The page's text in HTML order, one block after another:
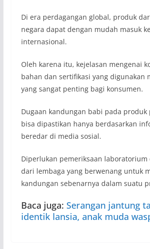
Di era perdagangan global, produk
negara dapat dengan mudah masuk
internasional.
Oleh karena itu, kejelasan mengenai
bahan dan sertifikasi yang digunakan
yang sangat penting bagi konsumen.
Dugaan kandungan babi pada produk
bisa dipastikan hanya berdasarkan
beredar di media sosial.
Diperlukan pemeriksaan laboratorium
dari lembaga yang berwenang untuk
kandungan sebenarnya dalam suatu
Baca juga: Serangan jantung
identik lansia, anak muda